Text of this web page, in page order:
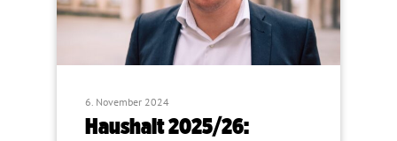
6. November 2024
Haushalt 2025/26: